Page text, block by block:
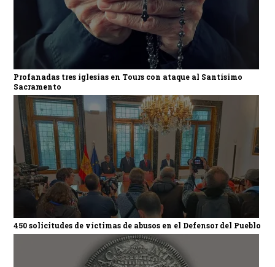
Profanadas tres iglesias en Tours con ataque al Santísimo
Sacramento
450 solicitudes de víctimas de abusos en el Defensor del Pueblo